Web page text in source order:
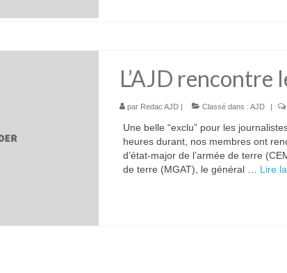
L’AJD rencontre
par Redac AJD| Classé dans : AJD |
Une belle “exclu” pour les
heures durant, nos membres ont
d’état-major de l’armée de terre
de terre (MGAT), le général … Lire